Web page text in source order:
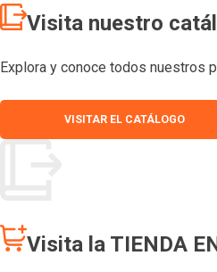
Visita nuestro
Explora y conoce todos nuestros
VISITAR EL CATÁLOGO
Visita la TIENDA